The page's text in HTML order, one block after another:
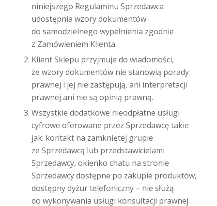
niniejszego Regulaminu Sprzedawca
udostępnia wzory dokumentów
do samodzielnego wypełnienia zgodnie
z Zamówieniem Klienta.
Klient Sklepu przyjmuje do wiadomości,
że wzory dokumentów nie stanowią porady
prawnej i jej nie zastępują, ani interpretacji
prawnej ani nie są opinią prawną.
Wszystkie dodatkowe nieodpłatne usługi
cyfrowe oferowane przez Sprzedawcę takie
jak: kontakt na zamkniętej grupie
ze Sprzedawcą lub przedstawicielami
Sprzedawcy, okienko chatu na stronie
Sprzedawcy dostępne po zakupie produktów,
dostępny dyżur telefoniczny – nie służą
do wykonywania usługi konsultacji prawnej.